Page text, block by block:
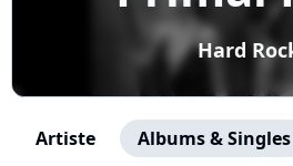
Hard
Artiste Albums & Singles